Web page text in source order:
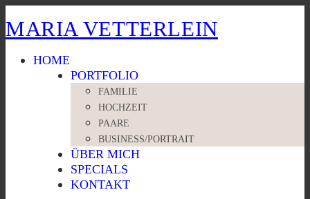
MARIA VETTERLEIN
HOME
PORTFOLIO
FAMILIE
HOCHZEIT
PAARE
BUSINESS/PORTRAIT
ÜBER MICH
SPECIALS
KONTAKT